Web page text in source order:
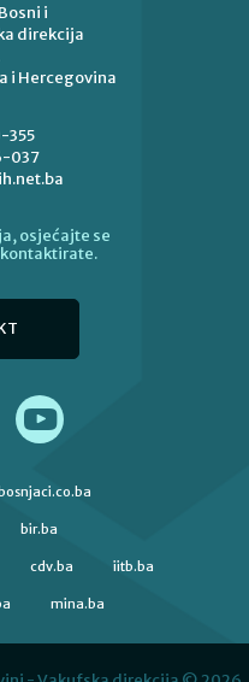
i
direkcija
i Hercegovina
355
037
osjećajte se
bir.ba
cdv.ba iitb.ba
mina.ba